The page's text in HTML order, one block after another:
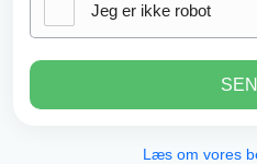
Jeg er ikke robot
Læs om vores